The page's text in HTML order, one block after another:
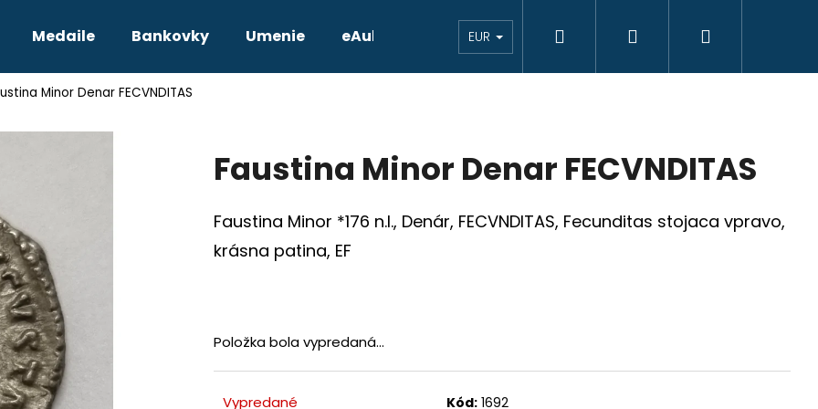
Medaile Bankovky Umenie eAukcie eAukcie bankovky VÝKUP Novinky
EUR Hľadať Prihlásenie
Minor Denar FECVNDITAS
Faustina Minor Denar FECVNDITAS
Faustina Minor *176 n.l., Denár, FECVNDITAS, Fecunditas stojaca vpravo,
krásna patina, EF
Položka bola vypredaná…
Vypredané Kód: 1692
Čo potrebujete nájsť?
HĽADAŤ
PTOLEMAIOS VI. JOZEF II. 3 GRAJCIAR 1769 B EVM-D